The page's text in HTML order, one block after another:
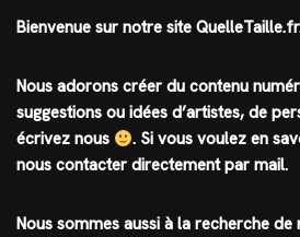
Bienvenue sur notre site
Nous adorons créer du contenu
suggestions ou idées d’artistes, de
écrivez nous
. Si vous voulez en
nous contacter directement par mail.
Nous sommes aussi à la recherche